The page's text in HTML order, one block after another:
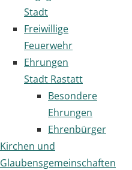
Stadt
Freiwillige
Feuerwehr
Ehrungen
Stadt Rastatt
Besondere
Ehrungen
Ehrenbürger
Kirchen und
Glaubensgemeinschaften